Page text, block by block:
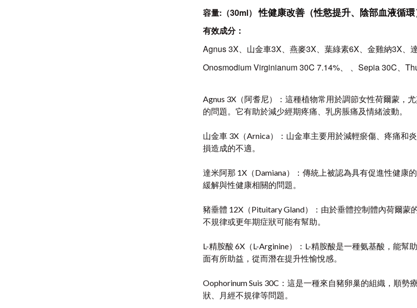
容量: （30ml） 性健康改善（性慾提升、陰部血液循環
有效成分：
Agnus 3X、山金車3X、燕麥3X、葉綠素6X、金雞納3X、
Onosmodium Virginianum 30C 7.14%、 、Sepia 30C、
Agnus 3X（阿耆尼）：這種植物常用於調節女性荷爾蒙，
的問題。它有助於減少經期疼痛、乳房脹痛及情緒波動。
山金車 3X（Arnica）：山金車主要用於減輕瘀傷、疼痛和
損造成的不適。
達米阿那 1X（Damiana）：傳統上被認為具有促進性健康
緩解與性健康相關的問題。
豬垂體 12X（Pituitary Gland）：由於垂體控制體內荷爾
不規律或更年期症狀可能有幫助。
L-精胺酸 6X（L-Arginine）：L-精胺酸是一種氨基酸，能
面有所助益，從而潛在提升性愉悅感。
Oophorinum Suis 30C：這是一種來自豬卵巢的組織，順
狀、月經不規律等問題。